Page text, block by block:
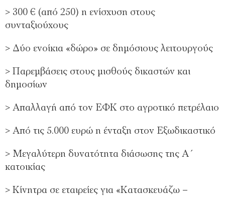
> 300 € (από 250) η ενίσχυση στους
συνταξιούχους
> Δύο ενοίκια «δώρο» σε δημόσιους λειτουργούς
> Παρεμβάσεις στους μισθούς δικαστών και
δημοσίων
> Απαλλαγή από τον ΕΦΚ στο αγροτικό πετρέλαιο
> Από τις 5.000 ευρώ η ένταξη στον Εξωδικαστικό
> Μεγαλύτερη δυνατότητα διάσωσης της Α΄
κατοικίας
> Κίνητρα σε εταιρείες για «Κατασκευάζω –